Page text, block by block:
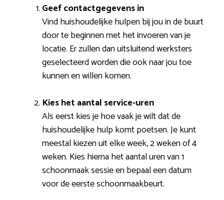
Geef contactgegevens in
Vind huishoudelijke hulpen bij jou in de buurt
door te beginnen met het invoeren van je
locatie. Er zullen dan uitsluitend werksters
geselecteerd worden die ook naar jou toe
kunnen en willen komen.
Kies het aantal service-uren
Als eerst kies je hoe vaak je wilt dat de
huishoudelijke hulp komt poetsen. Je kunt
meestal kiezen uit elke week, 2 weken of 4
weken. Kies hierna het aantal uren van 1
schoonmaak sessie en bepaal een datum
voor de eerste schoonmaakbeurt.